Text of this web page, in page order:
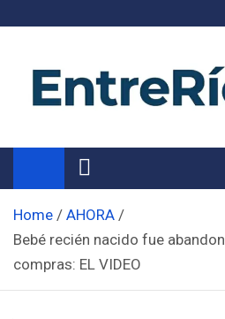
Noticias de Entre
Información de toda la provincia
Home
AHORA
Bebé recién nacido fue
compras: EL VIDEO